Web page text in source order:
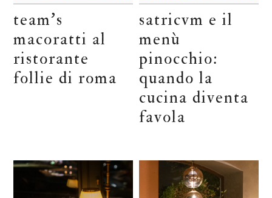
team’s
macoratti al
ristorante
follie di roma
satricvm e il
menù
pinocchio:
quando la
cucina diventa
favola